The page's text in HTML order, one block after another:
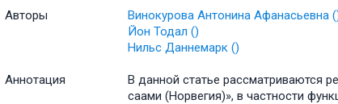
Авторы Винокурова Антонина Афанасьевна
Йон Тодал()
Нильс Даннемарк()
Аннотация
В данной статье рассматриваются
саами (Норвегия)», в частности